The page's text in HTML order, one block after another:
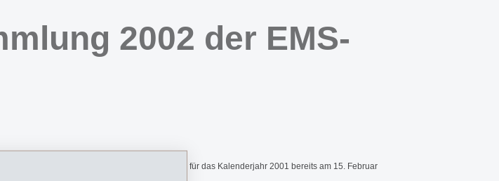
2002 der EMS-
EMS-Gruppe den konsolidierten Abschluss für das Kalenderjahr 2001 bereits am 15. Februar